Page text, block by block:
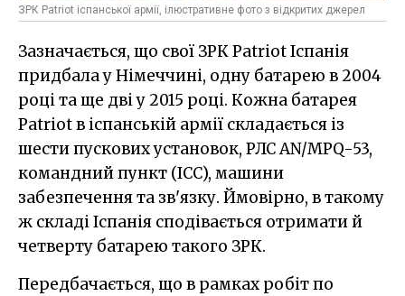
ЗРК Patriot іспанської армії, ілюстративне фото з відкритих джерел
Зазначається, що свої ЗРК Patriot Іспанія
придбала у Німеччині, одну батарею в 2004
році та ще дві у 2015 році. Кожна батарея
Patriot в іспанській армії складається із
шести пускових установок, РЛС AN/MPQ-53,
командний пункт (ICC), машини
забезпечення та зв'язку. Ймовірно, в такому
ж складі Іспанія сподівається отримати й
четверту батарею такого ЗРК.
Передбачається, що в рамках робіт по